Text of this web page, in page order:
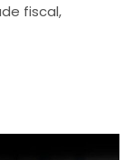
fiscal,